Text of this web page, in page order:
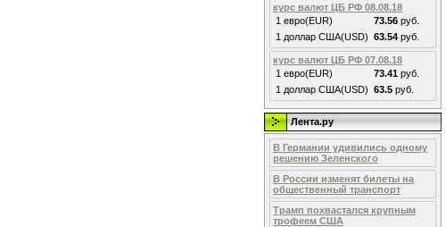
курс валют ЦБ РФ 08.08.18
1 евро(EUR)
73.56 руб.
1 доллар США(USD) 63.54 руб.
курс валют ЦБ РФ 07.08.18
1 евро(EUR)
73.41 руб.
1 доллар США(USD) 63.5 руб.
Лента.ру
В Германии удивились одному
решению Зеленского
В России изменят билеты на
общественный транспорт
Трамп похвастался крупным
трофеем США